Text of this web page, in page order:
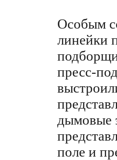
Особым
линейки
пресс-
дымовые
поле и